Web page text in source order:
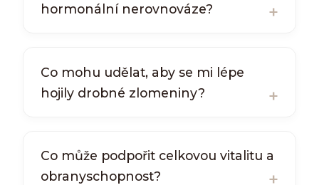
hormonální nerovnováze?
Co mohu udělat, aby se mi lépe
hojily drobné zlomeniny?
Co může podpořit celkovou vitalitu a
obranyschopnost?